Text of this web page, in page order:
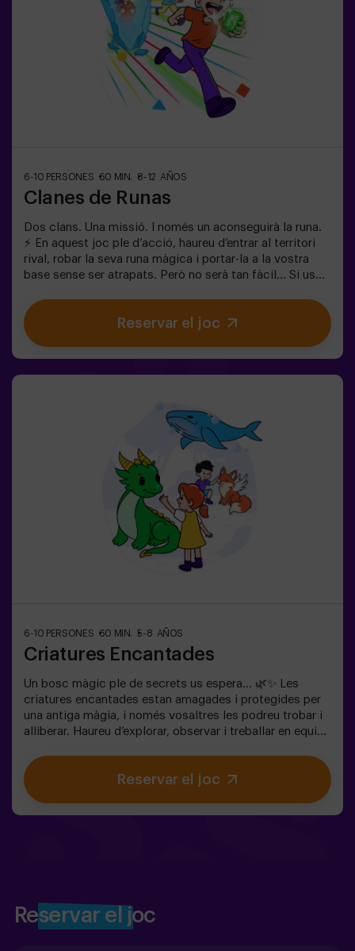
superar tots els reptes. Veuran el seu progrés en temps
real a la pantalla i celebraran cada victòria com un
autèntic èxit! 🏆Una experiència activa, segura i
original per a festes d’aniversari, sortides en família o
simplement per descarregar energia de la manera més
divertida.✅ Ideal per a nens | famílies | festes
infantilsImportant: els infants han d’anar acompanyats
d’un adult, que també compta com a jugador.
6-10 PERSONES 60 MIN. 8-12 AÑOS
Clanes de Runas
Dos clans. Una missió. I només un aconseguirà la runa.
⚡ En aquest joc ple d’acció, haureu d’entrar al territori
rival, robar la seva runa màgica i portar-la a la vostra
base sense ser atrapats. Però no serà tan fàcil… Si us
alliberi. ❄️ La clau és moure’s ràpid, coordinar-se en
equip i saber quan atacar o defensar. Aquí no només es
tracta de córrer, sinó de jugar en equip i prendre
Reservar el joc
6-10 PERSONES 60 MIN. 5-8 AÑOS
Criatures Encantades
Un bosc màgic ple de secrets us espera… 🌿✨ Les
criatures encantades estan amagades i protegides per
una antiga màgia, i només vosaltres les podreu trobar i
alliberar. Haureu d’explorar, observar i treballar en equip
que les mantenen atrapades. Cada criatura és única i us
posarà a prova d’una manera diferent. Aquí no es tracta
de competir, sinó d’ajudar, descobrir i viure una aventura
Reservar el joc
Reservar el joc